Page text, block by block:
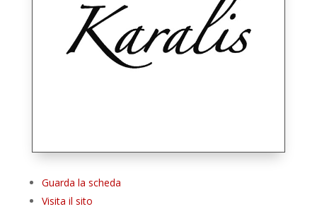
Guarda la scheda
Visita il sito